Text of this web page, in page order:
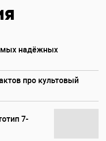
надёжных
про культовый
7-